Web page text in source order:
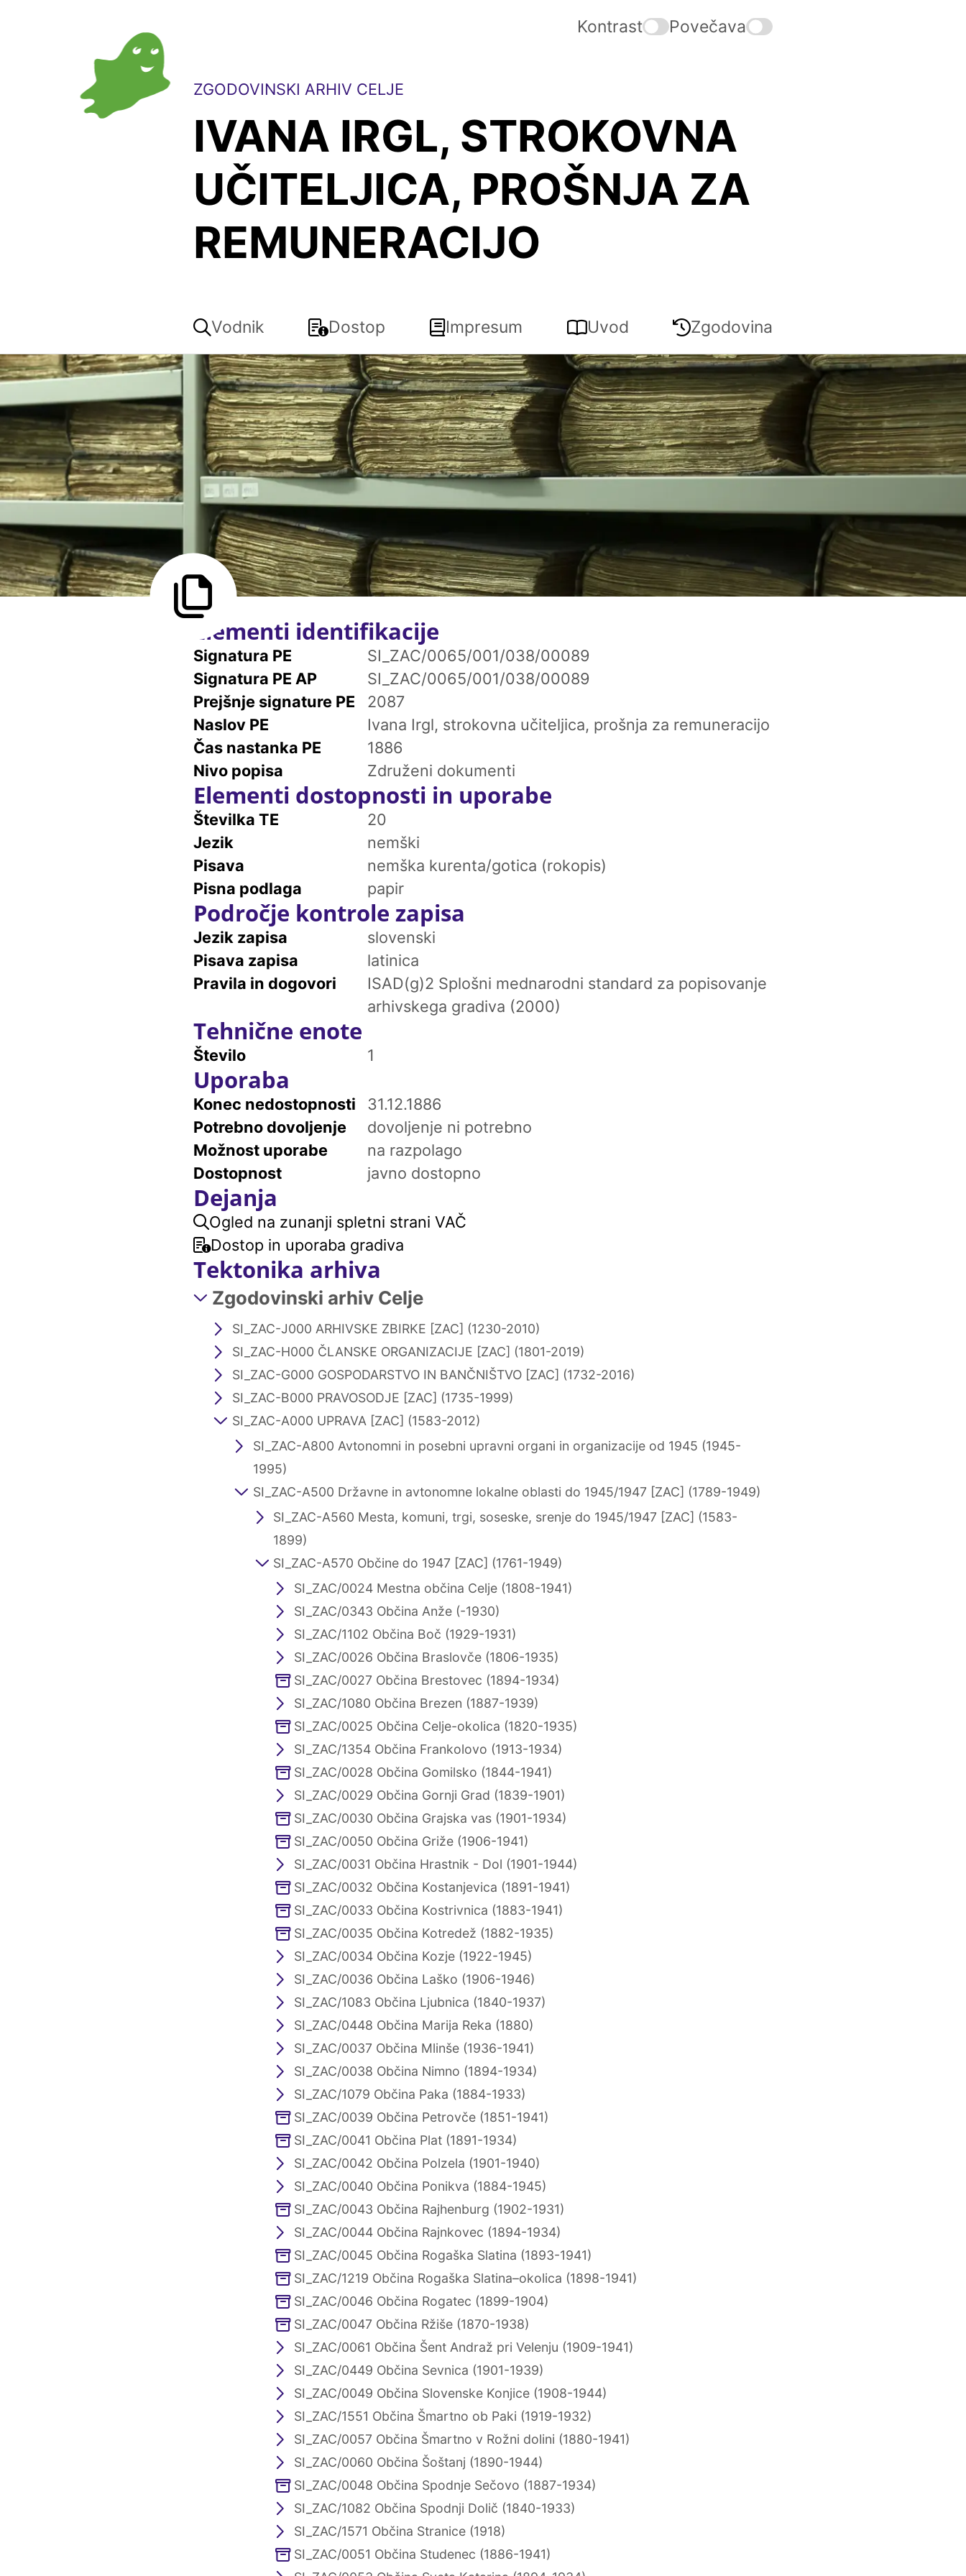
Kontrast Povečava
ZGODOVINSKI ARHIV CELJE
IVANA IRGL, STROKOVNA
UČITELJICA, PROŠNJA ZA
REMUNERACIJO
Vodnik Dostop Impresum Uvod Zgodovina
Elementi identifikacije
Signatura PE
SI_ZAC/0065/001/038/00089
Signatura PE AP
SI_ZAC/0065/001/038/00089
Prejšnje signature PE
2087
Naslov PE
Ivana Irgl, strokovna učiteljica, prošnja za remuneracijo
Čas nastanka PE
1886
Nivo popisa
Združeni dokumenti
Elementi dostopnosti in uporabe
Številka TE
20
Jezik
nemški
Pisava
nemška kurenta/gotica (rokopis)
Pisna podlaga
papir
Področje kontrole zapisa
Jezik zapisa
slovenski
Pisava zapisa
latinica
Pravila in dogovori
ISAD(g)2 Splošni mednarodni standard za popisovanje
arhivskega gradiva (2000)
Tehnične enote
Število 1
Uporaba
Konec nedostopnosti
31.12.1886
Potrebno dovoljenje
dovoljenje ni potrebno
Možnost uporabe
na razpolago
Dostopnost
javno dostopno
Dejanja
Ogled na zunanji spletni strani VAČ
Dostop in uporaba gradiva
Tektonika arhiva
Zgodovinski arhiv Celje
SI_ZAC-J000 ARHIVSKE ZBIRKE [ZAC] (1230-2010)
SI_ZAC-H000 ČLANSKE ORGANIZACIJE [ZAC] (1801-2019)
SI_ZAC-G000 GOSPODARSTVO IN BANČNIŠTVO [ZAC] (1732-2016)
SI_ZAC-B000 PRAVOSODJE [ZAC] (1735-1999)
SI_ZAC-A000 UPRAVA [ZAC] (1583-2012)
SI_ZAC-A800 Avtonomni in posebni upravni organi in organizacije od 1945 (1945-
1995)
SI_ZAC-A500 Državne in avtonomne lokalne oblasti do 1945/1947 [ZAC] (1789-1949)
SI_ZAC-A560 Mesta, komuni, trgi, soseske, srenje do 1945/1947 [ZAC] (1583-
1899)
SI_ZAC-A570 Občine do 1947 [ZAC] (1761-1949)
SI_ZAC/0024 Mestna občina Celje (1808-1941)
SI_ZAC/0343 Občina Anže (-1930)
SI_ZAC/1102 Občina Boč (1929-1931)
SI_ZAC/0026 Občina Braslovče (1806-1935)
SI_ZAC/0027 Občina Brestovec (1894-1934)
SI_ZAC/1080 Občina Brezen (1887-1939)
SI_ZAC/0025 Občina Celje-okolica (1820-1935)
SI_ZAC/1354 Občina Frankolovo (1913-1934)
SI_ZAC/0028 Občina Gomilsko (1844-1941)
SI_ZAC/0029 Občina Gornji Grad (1839-1901)
SI_ZAC/0030 Občina Grajska vas (1901-1934)
SI_ZAC/0050 Občina Griže (1906-1941)
SI_ZAC/0031 Občina Hrastnik - Dol (1901-1944)
SI_ZAC/0032 Občina Kostanjevica (1891-1941)
SI_ZAC/0033 Občina Kostrivnica (1883-1941)
SI_ZAC/0035 Občina Kotredež (1882-1935)
SI_ZAC/0034 Občina Kozje (1922-1945)
SI_ZAC/0036 Občina Laško (1906-1946)
SI_ZAC/1083 Občina Ljubnica (1840-1937)
SI_ZAC/0448 Občina Marija Reka (1880)
SI_ZAC/0037 Občina Mlinše (1936-1941)
SI_ZAC/0038 Občina Nimno (1894-1934)
SI_ZAC/1079 Občina Paka (1884-1933)
SI_ZAC/0039 Občina Petrovče (1851-1941)
SI_ZAC/0041 Občina Plat (1891-1934)
SI_ZAC/0042 Občina Polzela (1901-1940)
SI_ZAC/0040 Občina Ponikva (1884-1945)
SI_ZAC/0043 Občina Rajhenburg (1902-1931)
SI_ZAC/0044 Občina Rajnkovec (1894-1934)
SI_ZAC/0045 Občina Rogaška Slatina (1893-1941)
SI_ZAC/1219 Občina Rogaška Slatina–okolica (1898-1941)
SI_ZAC/0046 Občina Rogatec (1899-1904)
SI_ZAC/0047 Občina Ržiše (1870-1938)
SI_ZAC/0061 Občina Šent Andraž pri Velenju (1909-1941)
SI_ZAC/0449 Občina Sevnica (1901-1939)
SI_ZAC/0049 Občina Slovenske Konjice (1908-1944)
SI_ZAC/1551 Občina Šmartno ob Paki (1919-1932)
SI_ZAC/0057 Občina Šmartno v Rožni dolini (1880-1941)
SI_ZAC/0060 Občina Šoštanj (1890-1944)
SI_ZAC/0048 Občina Spodnje Sečovo (1887-1934)
SI_ZAC/1082 Občina Spodnji Dolič (1840-1933)
SI_ZAC/1571 Občina Stranice (1918)
SI_ZAC/0051 Občina Studenec (1886-1941)